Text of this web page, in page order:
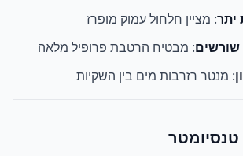
יתר: מציין חלחול עמוק מופרז
שורשים: מבטיח הרטבת פרופיל מלאה
: מנטר רזרבות מים בין השקיות
טנסיומטר